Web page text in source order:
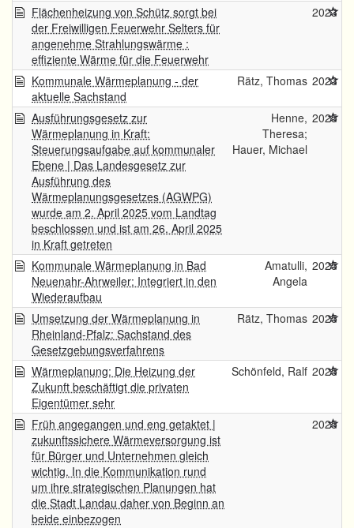
Flächenheizung von Schütz sorgt bei
der Freiwilligen Feuerwehr Selters für
angenehme Strahlungswärme :
effiziente Wärme für die Feuerwehr
2023
Kommunale Wärmeplanung - der
aktuelle Sachstand
Rätz, Thomas 2023
Ausführungsgesetz zur
Wärmeplanung in Kraft:
Steuerungsaufgabe auf kommunaler
Ebene | Das Landesgesetz zur
Ausführung des
Wärmeplanungsgesetzes (AGWPG)
wurde am 2. April 2025 vom Landtag
beschlossen und ist am 26. April 2025
in Kraft getreten
Henne,
Theresa;
Hauer, Michael
2025
Kommunale Wärmeplanung in Bad
Neuenahr-Ahrweiler: Integriert in den
Wiederaufbau
Amatulli,
Angela
2025
Umsetzung der Wärmeplanung in
Rheinland-Pfalz: Sachstand des
Gesetzgebungsverfahrens
Rätz, Thomas 2025
Wärmeplanung: Die Heizung der
Zukunft beschäftigt die privaten
Eigentümer sehr
Schönfeld, Ralf 2025
Früh angegangen und eng getaktet |
zukunftssichere Wärmeversorgung ist
für Bürger und Unternehmen gleich
wichtig. In die Kommunikation rund
um ihre strategischen Planungen hat
die Stadt Landau daher von Beginn an
beide einbezogen
2025